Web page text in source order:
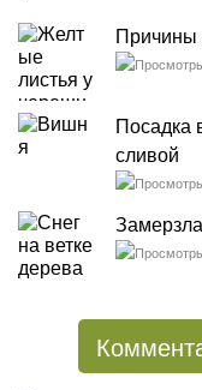
Причины
Посадка
сливой